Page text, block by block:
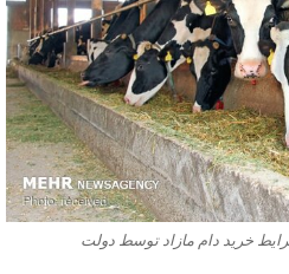
خرید دام مازاد توسط دولت